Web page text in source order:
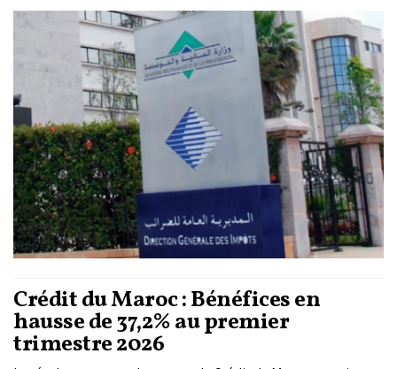
fournissant des services numériques dématérialisés au
Maroc, ce dispositif permettra, à partir du 11 juin 2026,
d’effectuer en ligne l’ensemble des démarches liées à la
déclaration et au paiement de la TVA.
Crédit du Maroc : Bénéfices en
hausse de 37,2% au premier
trimestre 2026